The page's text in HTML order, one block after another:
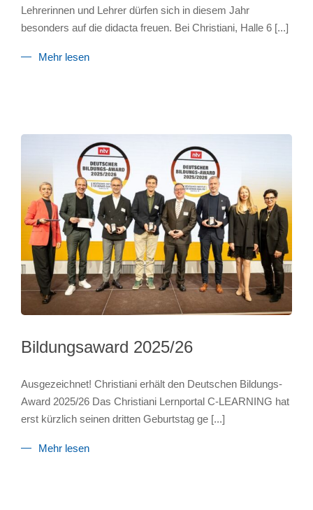
Lehrerinnen und Lehrer dürfen sich in diesem Jahr
besonders auf die didacta freuen. Bei Christiani, Halle 6 [...]
Mehr lesen
Bildungsaward 2025/26
Ausgezeichnet! Christiani erhält den Deutschen Bildungs-
Award 2025/26 Das Christiani Lernportal C-LEARNING hat
erst kürzlich seinen dritten Geburtstag ge [...]
Mehr lesen